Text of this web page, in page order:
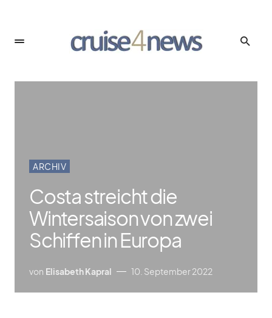
ARCHIV
Costa streicht die
Wintersaison von zwei
Schiffen in Europa
von Elisabeth Kapral 10. September 2022